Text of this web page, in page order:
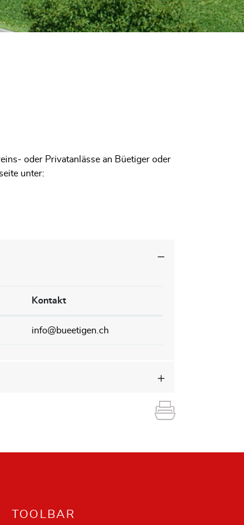
oder Privatanlässe an Büetiger oder
unter:
Kontakt
info@bueetigen.ch
TOOLBAR